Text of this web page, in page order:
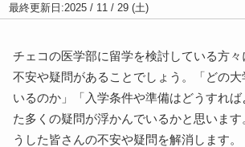
最終更新日:2025 / 11 / 29 (土)
チェコの医学部に留学を検討している方
不安や疑問があることでしょう。「どの大
いるのか」「入学条件や準備はどうすれ
た多くの疑問が浮かんでいるかと思いま
うした皆さんの不安や疑問を解消します。